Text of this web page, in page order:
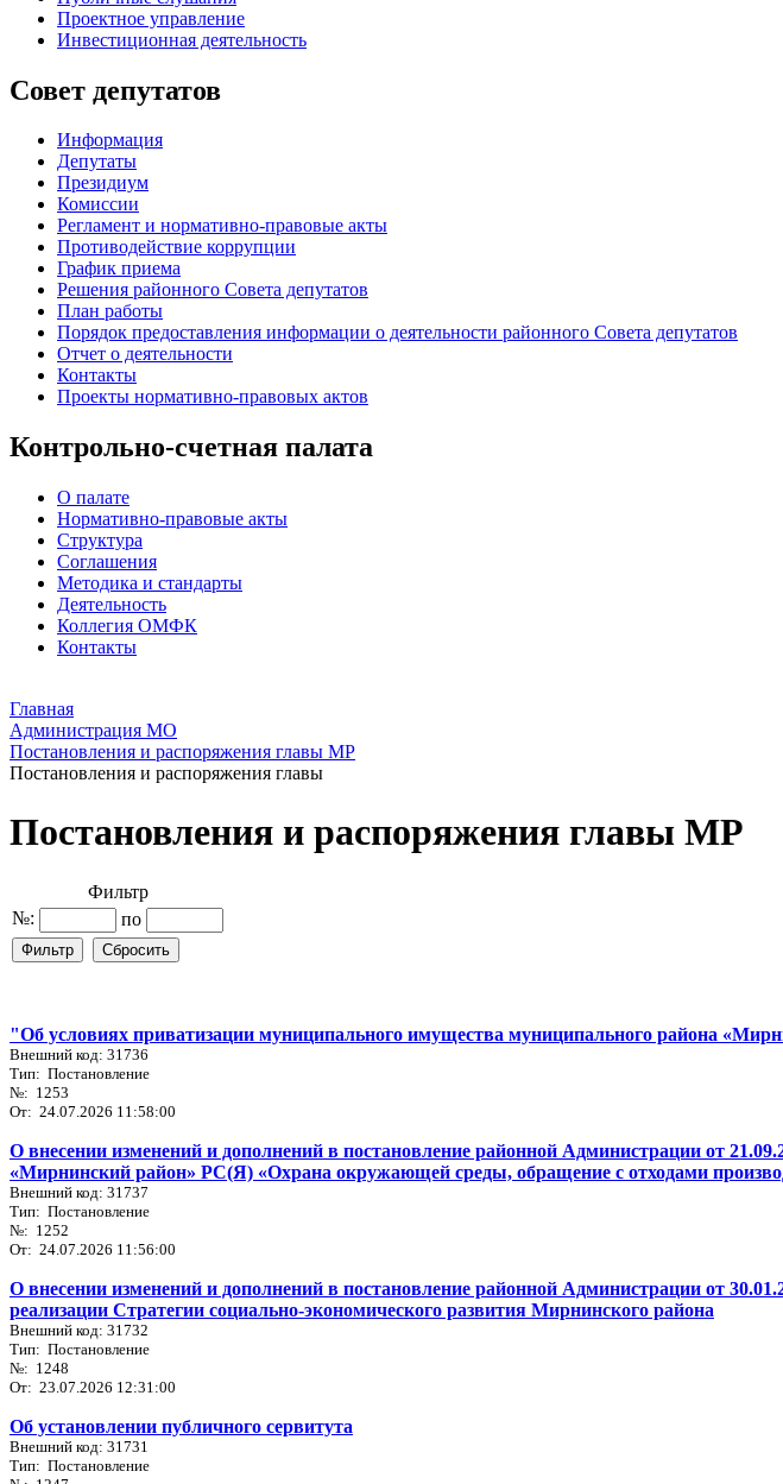
Проектное управление
Инвестиционная деятельность
Совет депутатов
Информация
Депутаты
Президиум
Комиссии
Регламент и нормативно-правовые акты
Противодействие коррупции
График приема
Решения районного Совета депутатов
План работы
Порядок предоставления информации о деятельности районного Совета депутатов
Отчет о деятельности
Контакты
Проекты нормативно-правовых актов
Контрольно-счетная палата
О палате
Нормативно-правовые акты
Структура
Соглашения
Методика и стандарты
Деятельность
Коллегия ОМФК
Контакты
Главная
Администрация МО
Постановления и распоряжения главы МР
Постановления и распоряжения главы
Постановления и распоряжения главы МР
Фильтр
№:
по
"Об условиях приватизации муниципального имущества муниципального района
Внешний код: 31736
Тип: Постановление
№: 1253
От: 24.07.2026 11:58:00
О внесении изменений и дополнений в постановление районной Администрации от
«Мирнинский район» РС(Я) «Охрана окружающей среды, обращение с отходами
Внешний код: 31737
Тип: Постановление
№: 1252
От: 24.07.2026 11:56:00
О внесении изменений и дополнений в постановление районной Администрации от
реализации Стратегии социально-экономического развития Мирнинского района
Внешний код: 31732
Тип: Постановление
№: 1248
От: 23.07.2026 12:31:00
Об установлении публичного сервитута
Внешний код: 31731
Тип: Постановление